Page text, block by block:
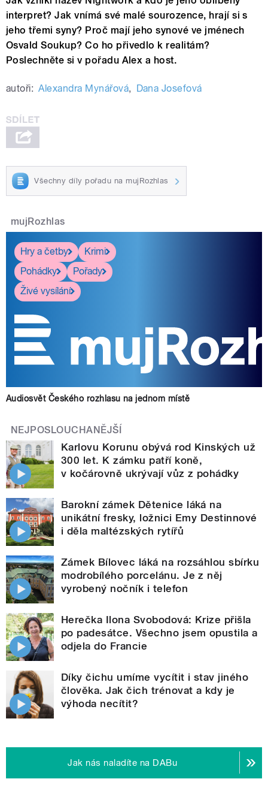
interpret? Jak vnímá své malé sourozence, hrají si s
jeho třemi syny? Proč mají jeho synové ve jménech
Osvald Soukup? Co ho přivedlo k realitám?
Poslechněte si v pořadu Alex a host.
autoři: Alexandra Mynářová, Dana Josefová
Všechny díly pořadu na mujRozhlas
mujRozhlas
Hry a četby
Krimi
Pohádky
Pořady
Živé vysílání
Audiosvět Českého rozhlasu na jednom místě
NEJPOSLOUCHANĚJŠÍ
Karlovu Korunu obývá rod Kinských už
300 let. K zámku patří koně,
v kočárovně ukrývají vůz z pohádky
Barokní zámek Dětenice láká na
unikátní fresky, ložnici Emy Destinnové
i děla maltézských rytířů
Zámek Bílovec láká na rozsáhlou sbírku
modrobílého porcelánu. Je z něj
vyrobený nočník i telefon
Herečka Ilona Svobodová: Krize přišla
po padesátce. Všechno jsem opustila a
odjela do Francie
Díky čichu umíme vycítit i stav jiného
člověka. Jak čich trénovat a kdy je
výhoda necítit?
Jak nás naladíte na DABu